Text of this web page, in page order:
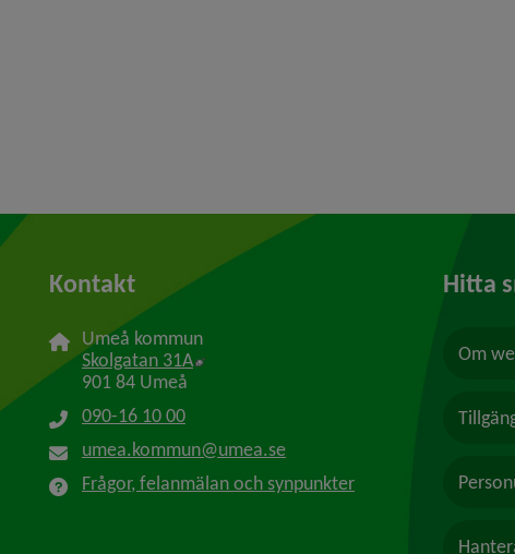
Kontakt
Umeå kommun
Skolgatan 31A Länk till annan webbplats, öppnas i
901 84 Umeå
090-16 10 00
umea.kommun@umea.se
Frågor, felanmälan och synpunkter
Hitta
Om